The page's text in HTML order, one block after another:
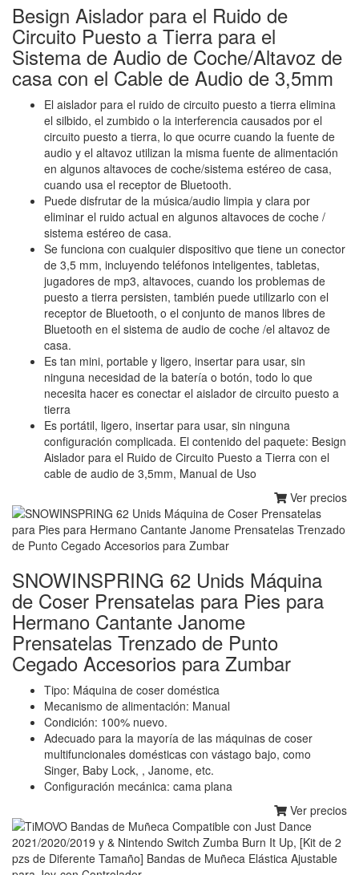
Besign Aislador para el Ruido de
Circuito Puesto a Tierra para el
Sistema de Audio de Coche/Altavoz de
casa con el Cable de Audio de 3,5mm
El aislador para el ruido de circuito puesto a tierra elimina
el silbido, el zumbido o la interferencia causados por el
circuito puesto a tierra, lo que ocurre cuando la fuente de
audio y el altavoz utilizan la misma fuente de alimentación
en algunos altavoces de coche/sistema estéreo de casa,
cuando usa el receptor de Bluetooth.
Puede disfrutar de la música/audio limpia y clara por
eliminar el ruido actual en algunos altavoces de coche /
sistema estéreo de casa.
Se funciona con cualquier dispositivo que tiene un conector
de 3,5 mm, incluyendo teléfonos inteligentes, tabletas,
jugadores de mp3, altavoces, cuando los problemas de
puesto a tierra persisten, también puede utilizarlo con el
receptor de Bluetooth, o el conjunto de manos libres de
Bluetooth en el sistema de audio de coche /el altavoz de
casa.
Es tan mini, portable y ligero, insertar para usar, sin
ninguna necesidad de la batería o botón, todo lo que
necesita hacer es conectar el aislador de circuito puesto a
tierra
Es portátil, ligero, insertar para usar, sin ninguna
configuración complicada. El contenido del paquete: Besign
Aislador para el Ruido de Circuito Puesto a Tierra con el
cable de audio de 3,5mm, Manual de Uso
Ver precios
SNOWINSPRING 62 Unids Máquina
de Coser Prensatelas para Pies para
Hermano Cantante Janome
Prensatelas Trenzado de Punto
Cegado Accesorios para Zumbar
Tipo: Máquina de coser doméstica
Mecanismo de alimentación: Manual
Condición: 100% nuevo.
Adecuado para la mayoría de las máquinas de coser
multifuncionales domésticas con vástago bajo, como
Singer, Baby Lock, , Janome, etc.
Configuración mecánica: cama plana
Ver precios